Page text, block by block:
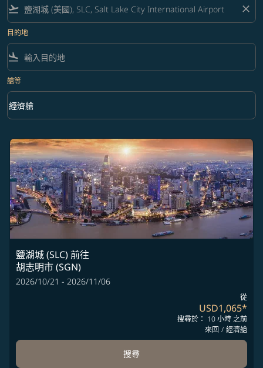
flight_takeoff close
目的地
flight_land
艙等
艙等 option 經濟艙 Selected
經濟艙
keyboard_arrow_down
鹽湖城 (SLC)前往
胡志明市 (SGN)
2026/10/21 - 2026/11/06
從
USD1,065*
搜尋於： 10 小時 之前
來回 / 經濟艙
搜尋